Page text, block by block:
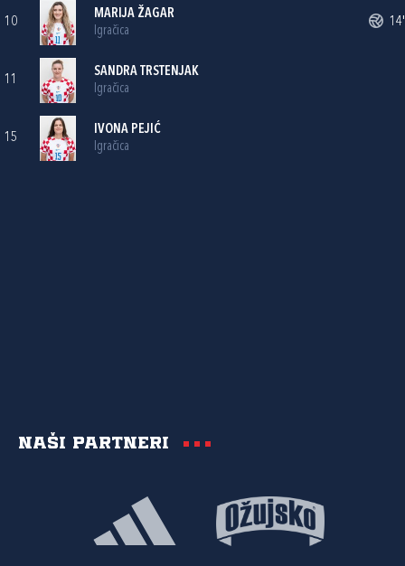
10
MARIJA ŽAGAR
Igračica
14'
11
SANDRA TRSTENJAK
Igračica
15
IVONA PEJIĆ
Igračica
Naši partneri